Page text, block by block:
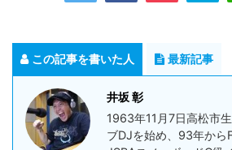
この記事を書いた人 最新記事
井坂 彰
1963年11月7日高松市
ブDJを始め、93年から